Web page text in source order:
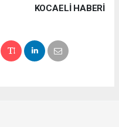
KOCAELI HABERİ